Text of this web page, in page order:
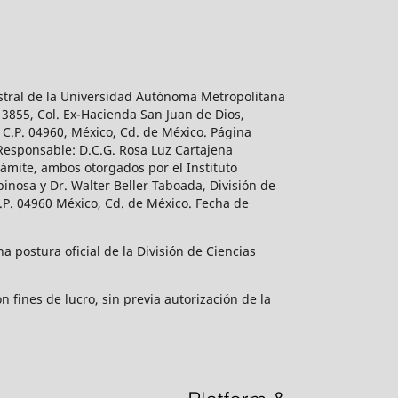
de la Universidad Autónoma Metropolitana
Col. Ex-Hacienda San Juan de Dios,
04960, México, Cd. de México. Página
D.C.G. Rosa Luz Cartajena
ambos otorgados por el Instituto
y Dr. Walter Beller Taboada, División de
04960 México, Cd. de México. Fecha de
postura oficial de la División de Ciencias
fines de lucro, sin previa autorización de la